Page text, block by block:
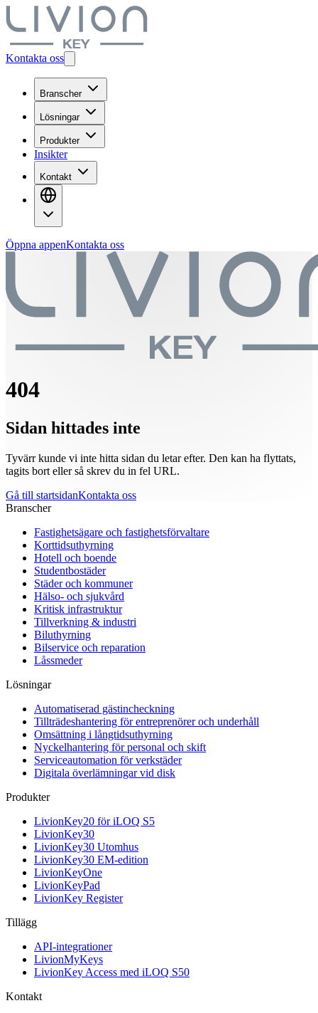
Kontakta oss
Branscher
Lösningar
Produkter
Insikter
Kontakt
Öppna appenKontakta oss
404
Sidan hittades inte
Tyvärr kunde vi inte hitta sidan du letar efter. Den kan ha flyttats,
tagits bort eller så skrev du in fel URL.
Gå till startsidanKontakta oss
Branscher
Fastighetsägare och fastighetsförvaltare
Korttidsuthyrning
Hotell och boende
Studentbostäder
Städer och kommuner
Hälso- och sjukvård
Kritisk infrastruktur
Tillverkning & industri
Biluthyrning
Bilservice och reparation
Låssmeder
Lösningar
Automatiserad gästincheckning
Tillträdeshantering för entreprenörer och underhåll
Omsättning i långtidsuthyrning
Nyckelhantering för personal och skift
Serviceautomation för verkstäder
Digitala överlämningar vid disk
Produkter
LivionKey20 för iLOQ S5
LivionKey30
LivionKey30 Utomhus
LivionKey30 EM-edition
LivionKeyOne
LivionKeyPad
LivionKey Register
Tillägg
API-integrationer
LivionMyKeys
LivionKey Access med iLOQ S50
Kontakt